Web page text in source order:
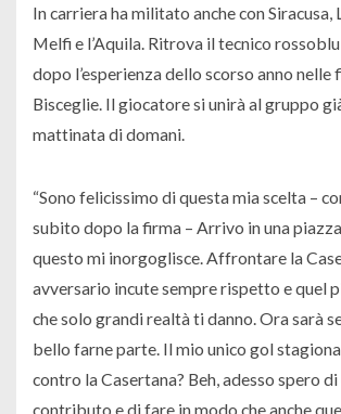
In carriera ha militato anche con Siracusa,
Melfi e l’Aquila. Ritrova il tecnico
dopo l’esperienza dello scorso anno nelle
Bisceglie. Il giocatore si unirà al gruppo
mattinata di domani.
“Sono felicissimo di questa mia scelta –
subito dopo la firma – Arrivo in una
questo mi inorgoglisce. Affrontare la
avversario incute sempre rispetto e quel
che solo grandi realtà ti danno. Ora sarà
bello farne parte. Il mio unico gol
contro la Casertana? Beh, adesso spero
contributo e di fare in modo che anche